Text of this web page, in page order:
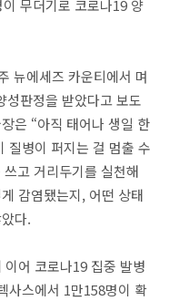
무더기로 코로나19 양
뉴에세즈 카운티에서 며
성판정을 받았다고 보도
은 “아직 태어나 생일 한
질병이 퍼지는 걸 멈출 수
고 거리두기를 실천해
감염됐는지, 어떤 상태
다.
어 코로나19 집중 발병
사스에서 1만158명이 확